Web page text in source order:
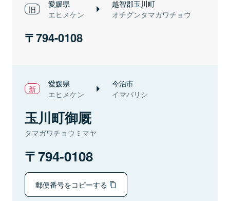
愛媛県
エヒメケン
越智郡玉川町
オチグンタマガワチョウ
794-0108
愛媛県
エヒメケン
今治市
イマバリシ
玉川町御厩
タマガワチョウミマヤ
794-0108
郵便番号をコピーする